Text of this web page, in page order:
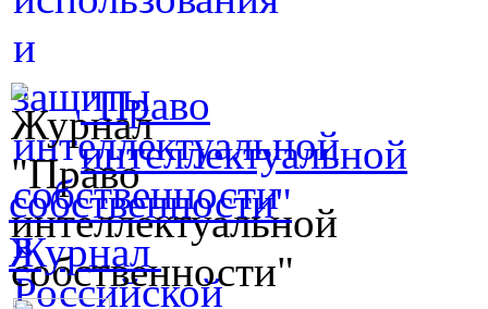
"Право
интеллектуальной
собственности"
Журнал